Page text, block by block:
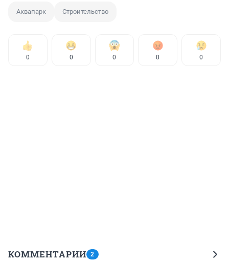
Аквапарк Строительство
0 0 0 0 0
КОММЕНТАРИИ 2